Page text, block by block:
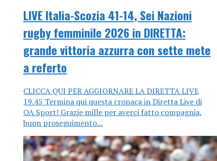
LIVE Italia-Scozia 41-14, Sei Nazioni
rugby femminile 2026 in DIRETTA:
grande vittoria azzurra con sette mete
a referto
CLICCA QUI PER AGGIORNARE LA DIRETTA LIVE
19.45 Termina qui questa cronaca in Diretta Live di
OA Sport! Grazie mille per averci fatto compagnia,
buon proseguimento...